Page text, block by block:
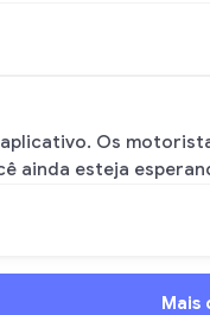
Os
ainda esteja
Mais